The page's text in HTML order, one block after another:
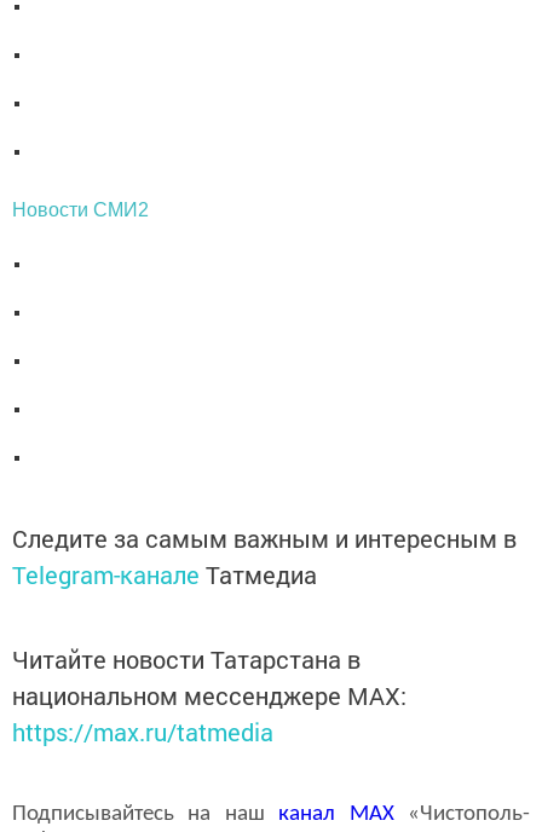
Новости СМИ2
Следите за самым важным и интересным в
Telegram-канале Татмедиа
Читайте новости Татарстана в
национальном мессенджере MАХ:
https://max.ru/tatmedia
Подписывайтесь на наш канал MAX«Чистополь-